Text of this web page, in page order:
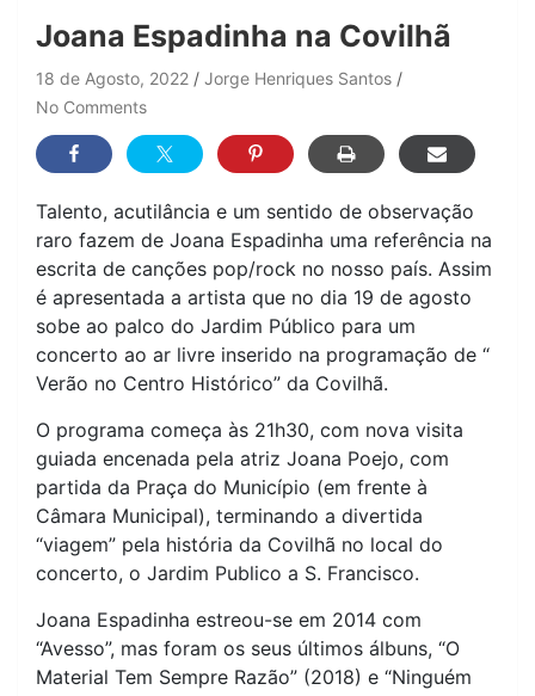
Joana Espadinha na Covilhã
18 de Agosto, 2022
Jorge Henriques Santos
No Comments
Talento, acutilância e um sentido de observação
raro fazem de Joana Espadinha uma referência na
escrita de canções pop/rock no nosso país. Assim
é apresentada a artista que no dia 19 de agosto
sobe ao palco do Jardim Público para um
concerto ao ar livre inserido na programação de “
Verão no Centro Histórico” da Covilhã.
O programa começa às 21h30, com nova visita
guiada encenada pela atriz Joana Poejo, com
partida da Praça do Município (em frente à
Câmara Municipal), terminando a divertida
“viagem” pela história da Covilhã no local do
concerto, o Jardim Publico a S. Francisco.
Joana Espadinha estreou-se em 2014 com
“Avesso”, mas foram os seus últimos álbuns, “O
Material Tem Sempre Razão” (2018) e “Ninguém